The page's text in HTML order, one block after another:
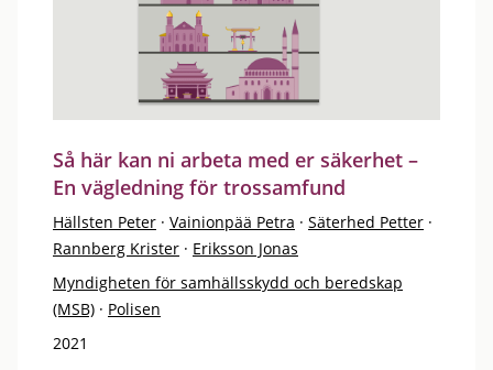
Så här kan ni arbeta med er säkerhet –
En vägledning för trossamfund
Hällsten Peter · Vainionpää Petra · Säterhed Petter ·
Rannberg Krister · Eriksson Jonas
Myndigheten för samhällsskydd och beredskap
(MSB) · Polisen
2021